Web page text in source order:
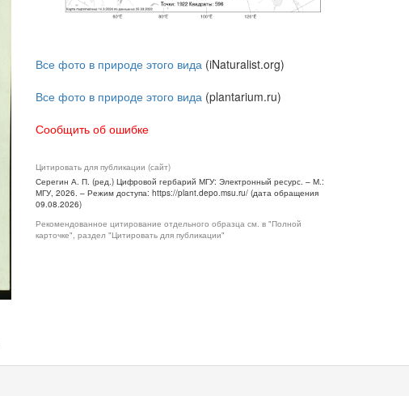
Все фото в природе этого вида (iNaturalist.org)
Все фото в природе этого вида (plantarium.ru)
Сообщить об ошибке
Цитировать для публикации (сайт)
Серегин А. П. (ред.) Цифровой гербарий МГУ: Электронный ресурс. – М.:
МГУ, 2026. – Режим доступа: https://plant.depo.msu.ru/ (дата обращения
09.08.2026)
Рекомендованное цитирование отдельного образца см. в "Полной
карточке", раздел "Цитировать для публикации"